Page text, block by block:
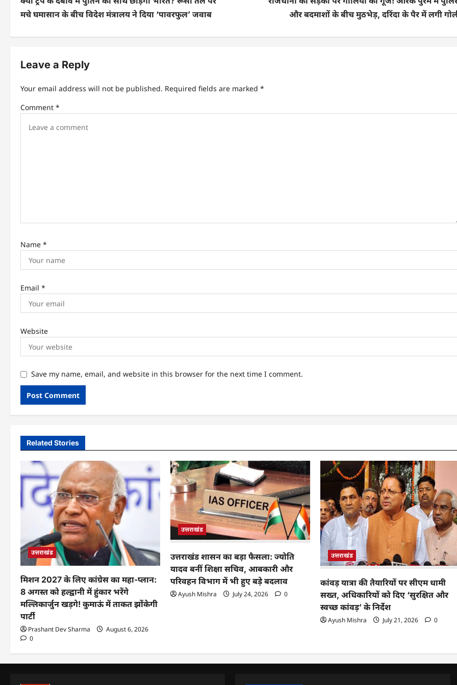
मचे घमासान के बीच विदेश मंत्रालय ने दिया ‘पावरफुल’ जवाब
और बदमाशों के बीच मुठभेड़, दरिंदा के पैर में लगी
Leave a Reply
Your email address will not be published. Required fields are marked *
Comment *
Name *
Email *
Website
Save my name, email, and website in this browser for the next time I comment.
Related Stories
उत्तराखंड
मिशन 2027 के लिए कांग्रेस का महा-प्लान:
8 अगस्त को हल्द्वानी में हुंकार भरेंगे
मल्लिकार्जुन खड़गे! कुमाऊं में ताकत झोंकेगी
पार्टी
Prashant Dev Sharma
August 6, 2026
0
उत्तराखंड
उत्तराखंड शासन का बड़ा फैसला: ज्योति
यादव बनीं शिक्षा सचिव, आबकारी और
परिवहन विभाग में भी हुए बड़े बदलाव
Ayush Mishra July 24, 2026 0
उत्तराखंड
कांवड़ यात्रा की तैयारियों पर सीएम धामी
सख्त, अधिकारियों को दिए ‘सुरक्षित और
स्वच्छ कांवड़’ के निर्देश
Ayush Mishra July 21, 2026 0